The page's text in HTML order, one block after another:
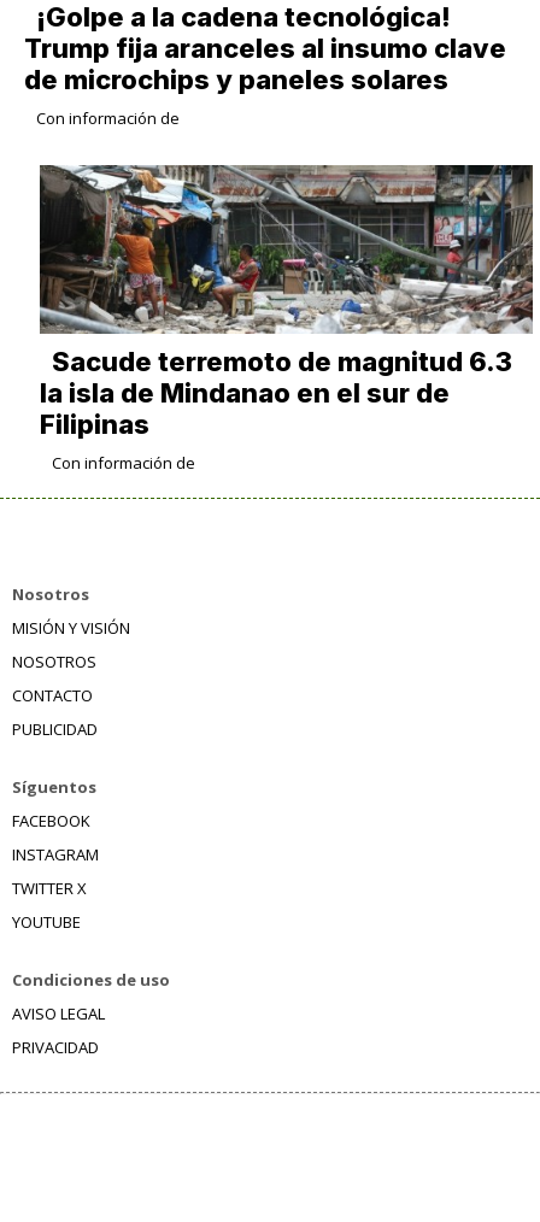
¡Golpe a la cadena tecnológica!
Trump fija aranceles al insumo clave
de microchips y paneles solares
Con información de
Sacude terremoto de magnitud 6.3
la isla de Mindanao en el sur de
Filipinas
Con información de
Nosotros
MISIÓN Y VISIÓN
NOSOTROS
CONTACTO
PUBLICIDAD
Síguentos
FACEBOOK
INSTAGRAM
TWITTER X
YOUTUBE
Condiciones de uso
AVISO LEGAL
PRIVACIDAD